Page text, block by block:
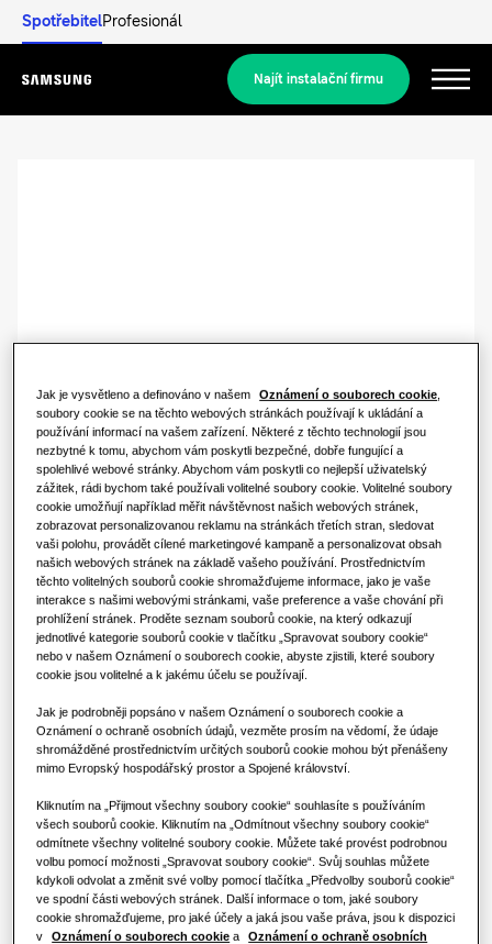
SpotřebitelProfesionál
Menu
Najít instalační firmu
Výhody tepelného čerpadla
Co je to klimatizace a jak funguje?
KOMERČNÍ ŘEŠENÍ
Hotely
Maloobchod
Restaurace
Kancelář
Udržitelnost
One Samsung
Klimatizační řešení
Řešení tepelných čerpadel
ŘEŠENÍ PRO KOMERČNÍ BUDOVY
Klimatizační řešení
Ovladače
Produkty
Produkty Hero
O společnosti Samsung
VÝKON: 12.8KW
LSP Duct (pump included)
AM128MNLDKH/EU
Dostupná kapacita
1.7KW 2.2KW 2.8KW 3.6KW
4.5KW 5.6KW 7.1KW 9.0KW
Jak je vysvětleno a definováno v našem Oznámení o souborech cookie,
soubory cookie se na těchto webových stránkách používají k ukládání a
používání informací na vašem zařízení. Některé z těchto technologií jsou
nezbytné k tomu, abychom vám poskytli bezpečné, dobře fungující a
spolehlivé webové stránky. Abychom vám poskytli co nejlepší uživatelský
zážitek, rádi bychom také používali volitelné soubory cookie. Volitelné soubory
cookie umožňují například měřit návštěvnost našich webových stránek,
zobrazovat personalizovanou reklamu na stránkách třetích stran, sledovat
vaši polohu, provádět cílené marketingové kampaně a personalizovat obsah
našich webových stránek na základě vašeho používání. Prostřednictvím
těchto volitelných souborů cookie shromažďujeme informace, jako je vaše
interakce s našimi webovými stránkami, vaše preference a vaše chování při
prohlížení stránek. Proděte seznam souborů cookie, na který odkazují
jednotlivé kategorie souborů cookie v tlačítku „Spravovat soubory cookie“
nebo v našem Oznámení o souborech cookie, abyste zjistili, které soubory
cookie jsou volitelné a k jakému účelu se používají.
Jak je podrobněji popsáno v našem Oznámení o souborech cookie a
Oznámení o ochraně osobních údajů, vezměte prosím na vědomí, že údaje
shromážděné prostřednictvím určitých souborů cookie mohou být přenášeny
mimo Evropský hospodářský prostor a Spojené království.
Kliknutím na „Přijmout všechny soubory cookie“ souhlasíte s používáním
všech souborů cookie. Kliknutím na „Odmítnout všechny soubory cookie“
odmítnete všechny volitelné soubory cookie. Můžete také provést podrobnou
volbu pomocí možnosti „Spravovat soubory cookie“. Svůj souhlas můžete
kdykoli odvolat a změnit své volby pomocí tlačítka „Předvolby souborů cookie“
ve spodní části webových stránek. Další informace o tom, jaké soubory
cookie shromažďujeme, pro jaké účely a jaká jsou vaše práva, jsou k dispozici
v
Oznámení o souborech cookie a
Oznámení o ochraně osobních